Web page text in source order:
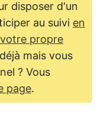
disposer d'un
au suivi en
propre
mais vous
? Vous
page.